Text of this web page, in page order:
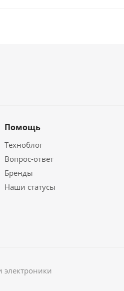
Помощь
Техноблог
Вопрос-ответ
Бренды
Наши статусы
электроники